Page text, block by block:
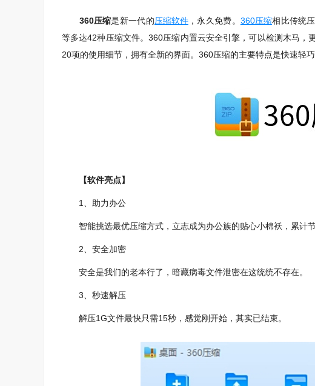
360压缩是新一代的压缩软件，永久免费。 360压缩相比传统
等多达42种压缩文件。360压缩内置云安全引擎，可以检测木马，
20项的使用细节，拥有全新的界面。360压缩的主要特点是快速轻
【软件亮点】
1、助力办公
智能挑选最优压缩方式，立志成为办公族的贴心小棉袄，累计节
2、安全加密
安全是我们的老本行了，暗藏病毒文件泄密在这统统不存在。
3、秒速解压
解压1G文件最快只需15秒，感觉刚开始，其实已结束。